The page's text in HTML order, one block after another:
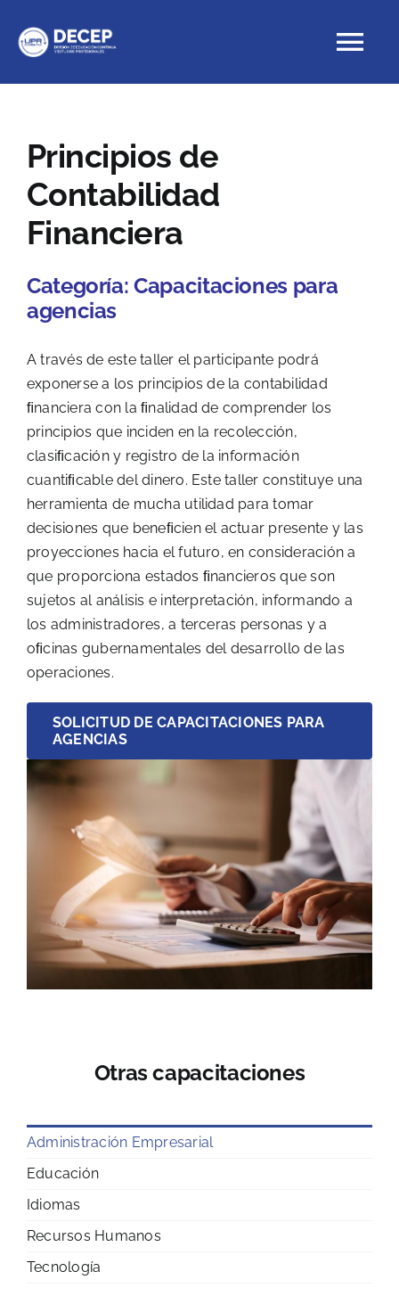
content
Cursos con crédito
Proyectos Especiales
Principios de
Contabilidad
Financiera
Categoría:Capacitaciones para
agencias
A través de este taller el participante podrá
exponerse a los principios de la contabilidad
ﬁnanciera con la ﬁnalidad de comprender los
principios que inciden en la recolección,
clasiﬁcación y registro de la información
cuantiﬁcable del dinero. Este taller constituye una
herramienta de mucha utilidad para tomar
decisiones que beneﬁcien el actuar presente y las
proyecciones hacia el futuro, en consideración a
que proporciona estados ﬁnancieros que son
sujetos al análisis e interpretación, informando a
los administradores, a terceras personas y a
oﬁcinas gubernamentales del desarrollo de las
operaciones.
SOLICITUD DE CAPACITACIONES PARA
AGENCIAS
Otras capacitaciones
Administración Empresarial
Educación
Idiomas
Recursos Humanos
Tecnología